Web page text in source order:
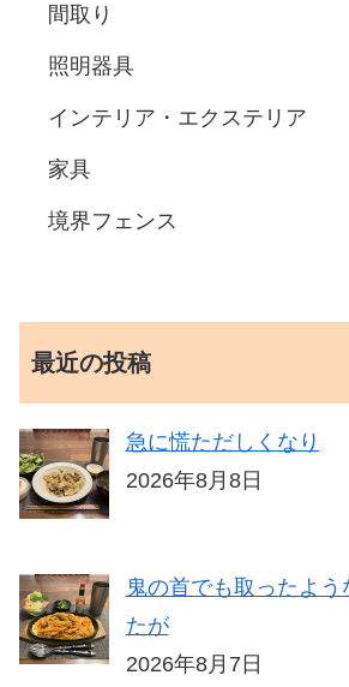
間取り
照明器具
インテリア・エクステリア
家具
境界フェンス
最近の投稿
急に慌ただしくなり
2026年8月8日
鬼の首でも取ったよ
たが
2026年8月7日